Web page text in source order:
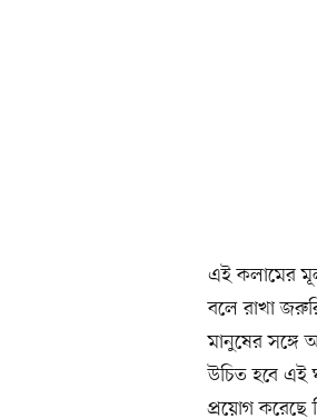
এই কলামের
বলে রাখা
মানুষের সঙ্গে
উচিত হবে এই
প্রয়োগ করেছে